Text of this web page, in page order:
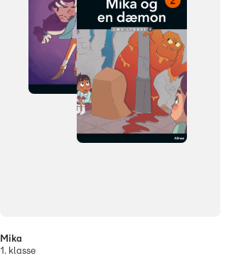
Mika
1. klasse